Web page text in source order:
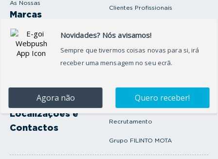
As Nossas
Marcas
Produtos e serviços
Oficina
Onde Estamos
Localizações e
Contactos
Clientes Profissionais
Seguros Protector
Artigos e Notícias
Recrutamento
Grupo FILINTO MOTA